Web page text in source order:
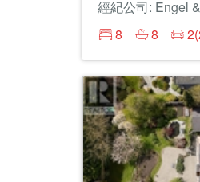
經紀公司: Engel
8
8